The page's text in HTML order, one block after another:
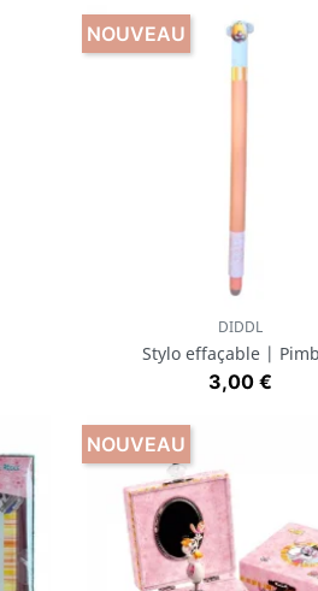
Aperçu rapide
DIDDL
Stylo effaçable |
Prix
3,00 €
NOUVEAU
NOUVEAU